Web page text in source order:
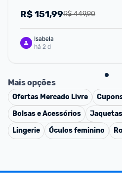
R$ 449,90
R$151,99
Isabela
há 2 d
Mais opções
Ofertas Mercado Livre
Bolsas e Acessórios
Lingerie
Óculos feminino